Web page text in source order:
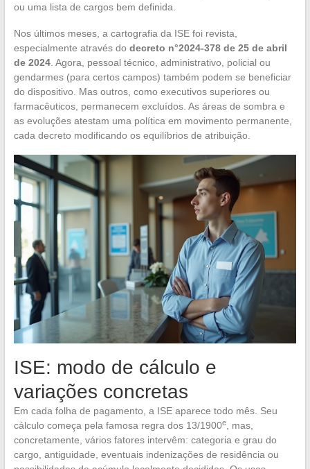
ou uma lista de cargos bem definida.
Nos últimos meses, a cartografia da ISE foi revista,
especialmente através do decreto n°2024-378 de 25 de abril
de 2024. Agora, pessoal técnico, administrativo, policial ou
gendarmes (para certos campos) também podem se beneficiar
do dispositivo. Mas outros, como executivos superiores ou
farmacêuticos, permanecem excluídos. As áreas de sombra e
as evoluções atestam uma política em movimento permanente,
cada decreto modificando os equilíbrios de atribuição.
ISE: modo de cálculo e
variações concretas
Em cada folha de pagamento, a ISE aparece todo mês. Seu
cálculo começa pela famosa regra dos 13/1900e, mas,
concretamente, vários fatores intervêm: categoria e grau do
cargo, antiguidade, eventuais indenizações de residência ou